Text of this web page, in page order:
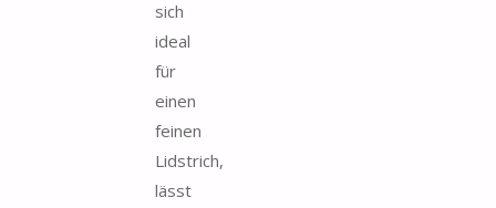
sich
ideal
für
einen
feinen
Lidstrich,
lässt